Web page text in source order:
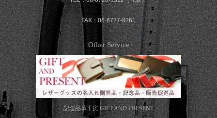
FAX：06-6727-8261
Other Service
記念品革工房 GIFT AND PRESENT